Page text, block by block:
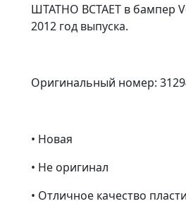
ШТАТНО ВСТАЕТ в бампер
2012 год выпуска.
Оригинальный номер:
• Новая
• Не оригинал
• Отличное качество